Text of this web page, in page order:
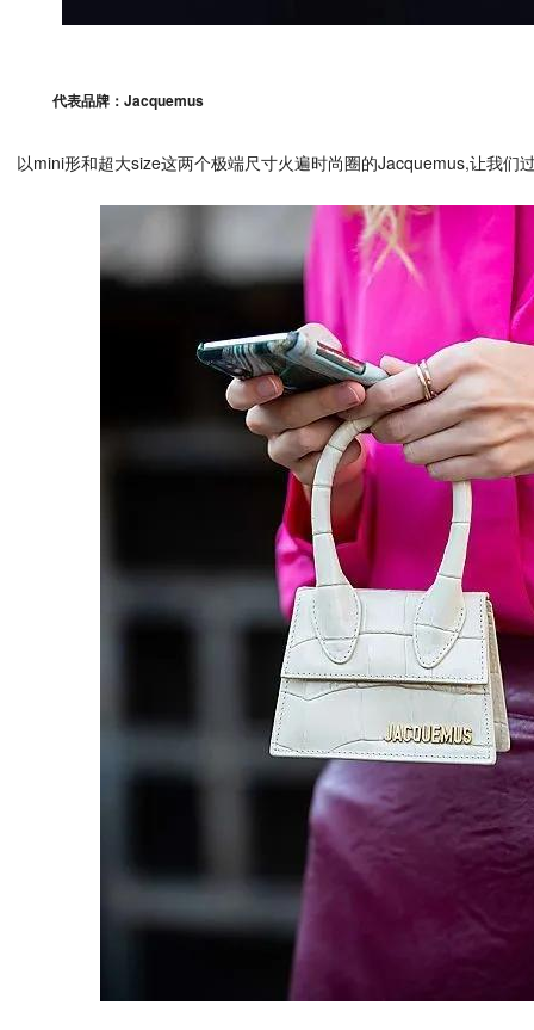
代表品牌：Jacquemus
以mini形和超大size这两个极端尺寸火遍时尚圈的Jacquemus,让我们